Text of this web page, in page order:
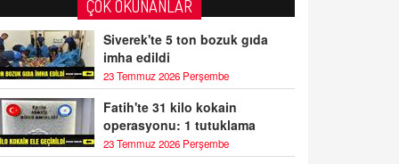
ÇOK OKUNANLAR
Siverek'te 5 ton bozuk gıda
imha edildi
23 Temmuz 2026 Perşembe
Fatih'te 31 kilo kokain
operasyonu: 1 tutuklama
23 Temmuz 2026 Perşembe